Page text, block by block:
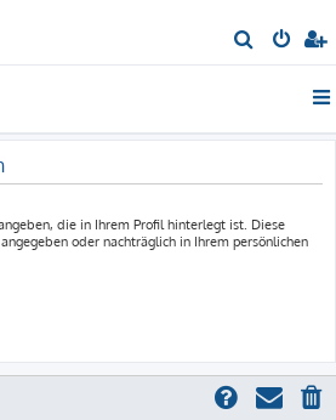
u
die in Ihrem Profil hinterlegt ist. Diese
oder nachträglich in Ihrem persönlichen